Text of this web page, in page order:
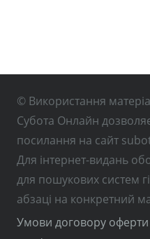
© Використання
Субота Онлайн
посилання на сайт
Для інтернет-видань
для пошукових систем
абзаці на конкретний
Умови договору оферти